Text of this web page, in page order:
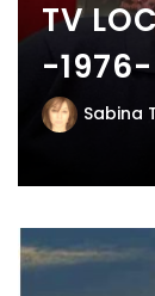
TV
-1976-
Sabina